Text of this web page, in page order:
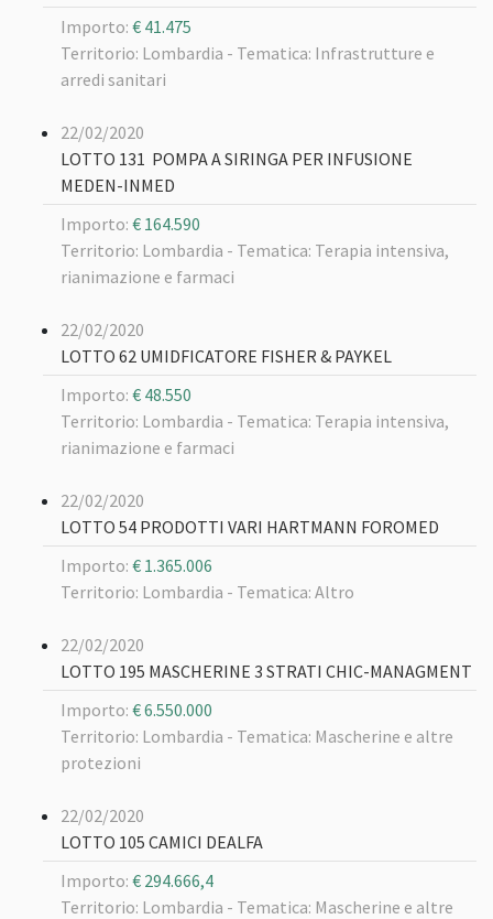
Importo: € 41.475
Territorio: Lombardia - Tematica: Infrastrutture e
arredi sanitari
22/02/2020
LOTTO 131 POMPA A SIRINGA PER INFUSIONE
MEDEN-INMED
Importo: € 164.590
Territorio: Lombardia - Tematica: Terapia intensiva,
rianimazione e farmaci
22/02/2020
LOTTO 62 UMIDFICATORE FISHER & PAYKEL
Importo: € 48.550
Territorio: Lombardia - Tematica: Terapia intensiva,
rianimazione e farmaci
22/02/2020
LOTTO 54 PRODOTTI VARI HARTMANN FOROMED
Importo: € 1.365.006
Territorio: Lombardia - Tematica: Altro
22/02/2020
LOTTO 195 MASCHERINE 3 STRATI CHIC-MANAGMENT
Importo: € 6.550.000
Territorio: Lombardia - Tematica: Mascherine e altre
protezioni
22/02/2020
LOTTO 105 CAMICI DEALFA
Importo: € 294.666,4
Territorio: Lombardia - Tematica: Mascherine e altre